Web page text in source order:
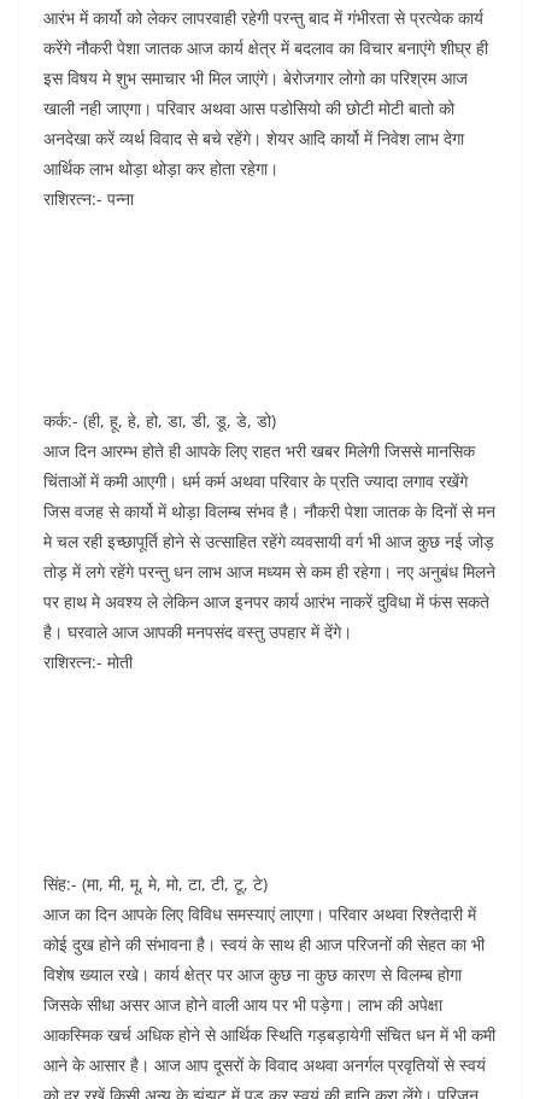
आरंभ में कार्यो को लेकर लापरवाही रहेगी परन्तु बाद में गंभीरता से प्रत्येक कार्य
करेंगे नौकरी पेशा जातक आज कार्य क्षेत्र में बदलाव का विचार बनाएंगे शीघ्र ही
इस विषय मे शुभ समाचार भी मिल जाएंगे। बेरोजगार लोगो का परिश्रम आज
खाली नही जाएगा। परिवार अथवा आस पडोसियो की छोटी मोटी बातो को
अनदेखा करें व्यर्थ विवाद से बचे रहेंगे। शेयर आदि कार्यो में निवेश लाभ देगा
आर्थिक लाभ थोड़ा थोड़ा कर होता रहेगा।
राशिरत्न:- पन्ना
कर्क:- (ही, हू, हे, हो, डा, डी, डू, डे, डो)
आज दिन आरम्भ होते ही आपके लिए राहत भरी खबर मिलेगी जिससे मानसिक
चिंताओं में कमी आएगी। धर्म कर्म अथवा परिवार के प्रति ज्यादा लगाव रखेंगे
जिस वजह से कार्यो में थोड़ा विलम्ब संभव है। नौकरी पेशा जातक के दिनों से मन
मे चल रही इच्छापूर्ति होने से उत्साहित रहेंगे व्यवसायी वर्ग भी आज कुछ नई जोड़
तोड़ में लगे रहेंगे परन्तु धन लाभ आज मध्यम से कम ही रहेगा। नए अनुबंध मिलने
पर हाथ मे अवश्य ले लेकिन आज इनपर कार्य आरंभ नाकरें दुविधा में फंस सकते
है। घरवाले आज आपकी मनपसंद वस्तु उपहार में देंगे।
राशिरत्न:- मोती
सिंह:- (मा, मी, मू, मे, मो, टा, टी, टू, टे)
आज का दिन आपके लिए विविध समस्याएं लाएगा। परिवार अथवा रिश्तेदारी में
कोई दुख होने की संभावना है। स्वयं के साथ ही आज परिजनों की सेहत का भी
विशेष ख्याल रखे। कार्य क्षेत्र पर आज कुछ ना कुछ कारण से विलम्ब होगा
जिसके सीधा असर आज होने वाली आय पर भी पड़ेगा। लाभ की अपेक्षा
आकस्मिक खर्च अधिक होने से आर्थिक स्थिति गड़बड़ायेगी संचित धन में भी कमी
आने के आसार है। आज आप दूसरों के विवाद अथवा अनर्गल प्रवृतियों से स्वयं